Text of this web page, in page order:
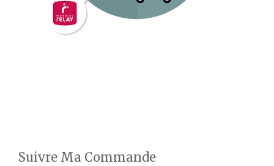
Suivre Ma Commande